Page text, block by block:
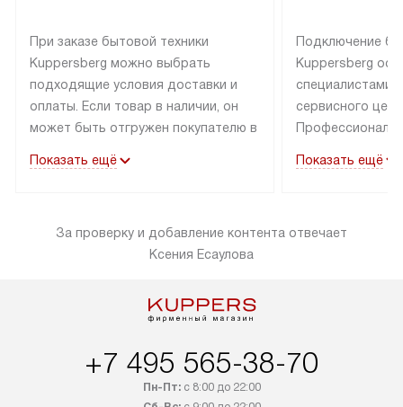
При заказе бытовой техники
Kuppersberg можно выбрать
подходящие условия доставки и
оплаты. Если товар в наличии, он
может быть отгружен покупателю в
специальным лейблом
оплачивается дополнительно.
Возможна доставка товаров по
Показать ещё
Подключение
Kuppersberg
специалистами
сервисного
эксплуатации
подключается
Показать ещё
За проверку и добавление контента отвечает
Ксения Есаулова
+7 495 565-38-70
Пн-Пт:с 8:00 до 22:00